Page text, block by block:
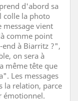
d'abord sa
colle la photo
message vient
comme point
end à Biarritz ?",
on sera à
même tête que
Les messages
la relation, parce
émotionnel.